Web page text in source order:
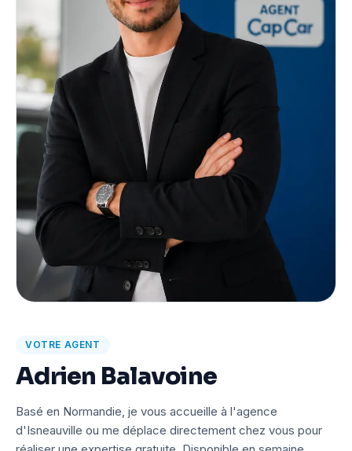
VOTRE AGENT
Adrien Balavoine
Basé en Normandie, je vous accueille à l'agence
d'Isneauville ou me déplace directement chez vous pour